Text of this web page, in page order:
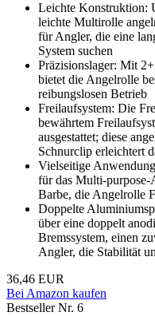
Leichte Konstruktion:
leichte Multirolle
für Angler, die eine
System suchen
Präzisionslager: Mit
bietet die Angelrolle
reibungslosen Betrieb
Freilaufsystem: Die
bewährtem
ausgestattet; diese
Schnurclip erleichtert
Vielseitige
für das Multi-purpose-
Barbe, die Angelrolle
Doppelte
über eine doppelt
Bremssystem, einen
Angler, die Stabilität
36,46 EUR
Bei Amazon kaufen
Bestseller Nr. 6